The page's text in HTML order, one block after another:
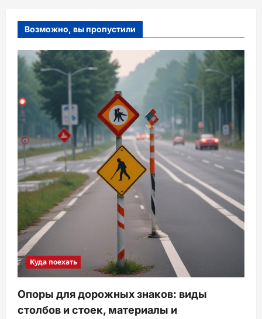
Возможно, вы пропустили
Куда поехать
Опоры для дорожных знаков: виды
столбов и стоек, материалы и